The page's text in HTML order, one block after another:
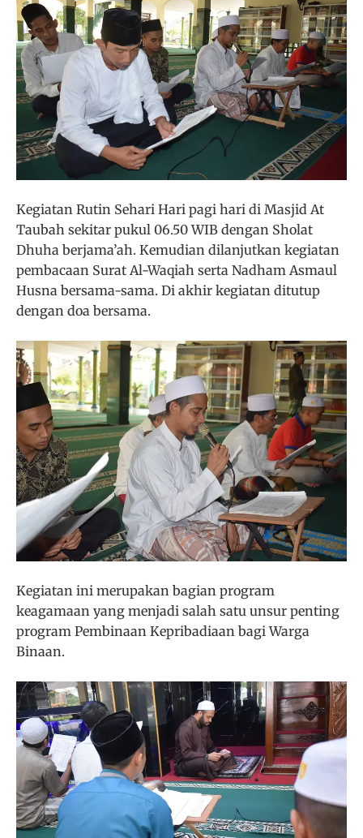
Kegiatan Rutin Sehari Hari pagi hari di Masjid At
Taubah sekitar pukul 06.50 WIB dengan Sholat
Dhuha berjama’ah. Kemudian dilanjutkan kegiatan
pembacaan Surat Al-Waqiah serta Nadham Asmaul
Husna bersama-sama. Di akhir kegiatan ditutup
dengan doa bersama.
Kegiatan ini merupakan bagian program
keagamaan yang menjadi salah satu unsur penting
program Pembinaan Kepribadiaan bagi Warga
Binaan.